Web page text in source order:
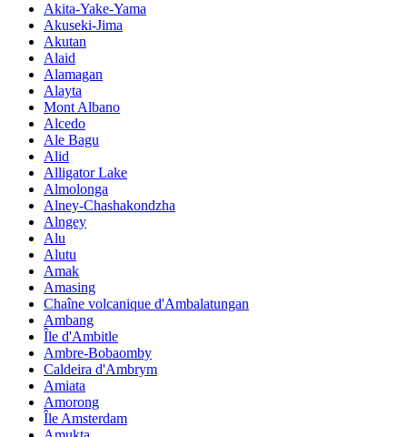
Akita-Yake-Yama
Akuseki-Jima
Akutan
Alaid
Alamagan
Alayta
Mont Albano
Alcedo
Ale Bagu
Alid
Alligator Lake
Almolonga
Alney-Chashakondzha
Alngey
Alu
Alutu
Amak
Amasing
Chaîne volcanique d'Ambalatungan
Ambang
Île d'Ambitle
Ambre-Bobaomby
Caldeira d'Ambrym
Amiata
Amorong
Île Amsterdam